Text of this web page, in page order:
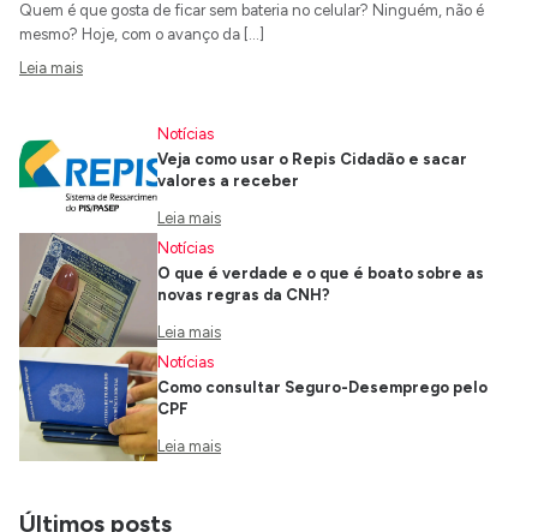
Quem é que gosta de ficar sem bateria no celular? Ninguém, não é
mesmo? Hoje, com o avanço da […]
Leia mais
Notícias
Veja como usar o Repis Cidadão e sacar
valores a receber
Leia mais
Notícias
O que é verdade e o que é boato sobre as
novas regras da CNH?
Leia mais
Notícias
Como consultar Seguro-Desemprego pelo
CPF
Leia mais
Últimos posts